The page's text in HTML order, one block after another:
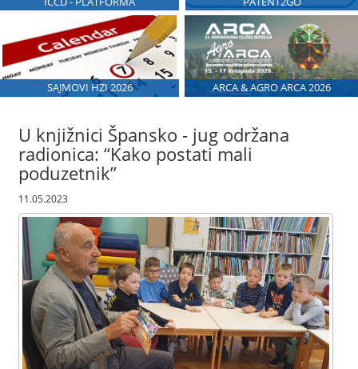
SAJMOVI HZI 2026 ARCA & AGRO ARCA 2026
U knjižnici Špansko - jug održana
radionica: “Kako postati mali
poduzetnik”
11.05.2023